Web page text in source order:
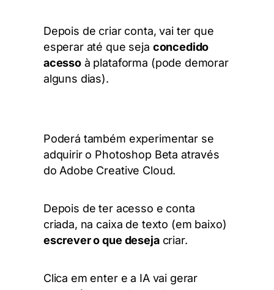
Depois de criar conta,vai ter que
esperar até que seja concedido
acessoà plataforma (pode demorar
alguns dias).
Poderá também experimentar se
adquirir o Photoshop Beta através
do Adobe Creative Cloud.
Depois de ter acesso e conta
criada, na caixa de texto (em baixo)
escrever o que desejacriar.
Clica em enter e a IA vai gerar